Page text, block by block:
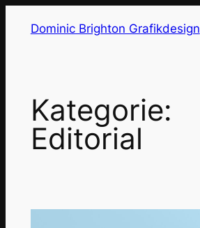
InhaltDominic Brighton Grafikdesign
Kategorie:
Editorial